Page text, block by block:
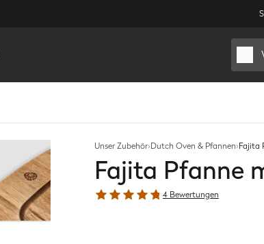
Unser Zubehör›Dutch Oven & Pfannen›Fajita
Fajita Pfanne
4 Bewertungen